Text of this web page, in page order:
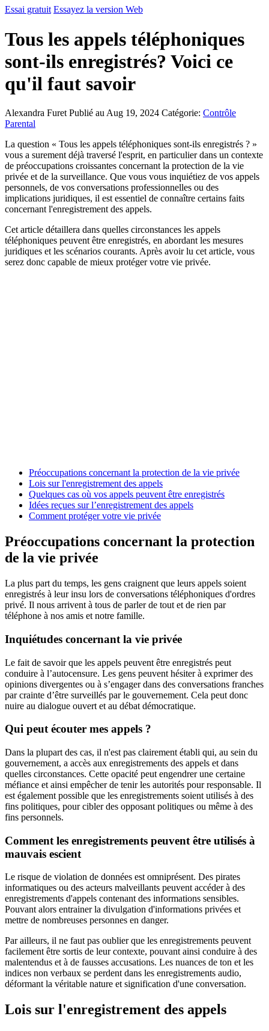
Essai gratuit Essayez la version Web
Tous les appels téléphoniques
sont-ils enregistrés? Voici ce
qu'il faut savoir
Alexandra Furet Publié au Aug 19, 2024 Catégorie: Contrôle
Parental
La question « Tous les appels téléphoniques sont-ils enregistrés ? »
vous a surement déjà traversé l'esprit, en particulier dans un contexte
de préoccupations croissantes concernant la protection de la vie
privée et de la surveillance. Que vous vous inquiétiez de vos appels
personnels, de vos conversations professionnelles ou des
implications juridiques, il est essentiel de connaître certains faits
concernant l'enregistrement des appels.
Cet article détaillera dans quelles circonstances les appels
téléphoniques peuvent être enregistrés, en abordant les mesures
juridiques et les scénarios courants. Après avoir lu cet article, vous
serez donc capable de mieux protéger votre vie privée.
Préoccupations concernant la protection de la vie privée
Lois sur l'enregistrement des appels
Quelques cas où vos appels peuvent être enregistrés
Idées reçues sur l’enregistrement des appels
Comment protéger votre vie privée
Préoccupations concernant la protection
de la vie privée
La plus part du temps, les gens craignent que leurs appels soient
enregistrés à leur insu lors de conversations téléphoniques d'ordres
privé. Il nous arrivent à tous de parler de tout et de rien par
téléphone à nos amis et notre famille.
Inquiétudes concernant la vie privée
Le fait de savoir que les appels peuvent être enregistrés peut
conduire à l’autocensure. Les gens peuvent hésiter à exprimer des
opinions divergentes ou à s’engager dans des conversations franches
par crainte d’être surveillés par le gouvernement. Cela peut donc
nuire au dialogue ouvert et au débat démocratique.
Qui peut écouter mes appels ?
Dans la plupart des cas, il n'est pas clairement établi qui, au sein du
gouvernement, a accès aux enregistrements des appels et dans
quelles circonstances. Cette opacité peut engendrer une certaine
méfiance et ainsi empêcher de tenir les autorités pour responsable. Il
est également possible que les enregistrements soient utilisés à des
fins politiques, pour cibler des opposant politiques ou même à des
fins personnels.
Comment les enregistrements peuvent être utilisés à
mauvais escient
Le risque de violation de données est omniprésent. Des pirates
informatiques ou des acteurs malveillants peuvent accéder à des
enregistrements d'appels contenant des informations sensibles.
Pouvant alors entrainer la divulgation d'informations privées et
mettre de nombreuses personnes en danger.
Par ailleurs, il ne faut pas oublier que les enregistrements peuvent
facilement être sortis de leur contexte, pouvant ainsi conduire à des
malentendus et à de fausses accusations. Les nuances de ton et les
indices non verbaux se perdent dans les enregistrements audio,
déformant la véritable nature et signification d'une conversation.
Lois sur l'enregistrement des appels